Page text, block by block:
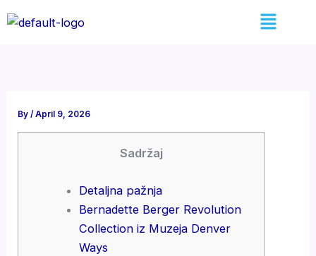
to
Menu
By/April 9, 2026
Sadržaj
Detaljna pažnja
Bernadette Berger Revolution
Collection iz Muzeja Denver
Ways